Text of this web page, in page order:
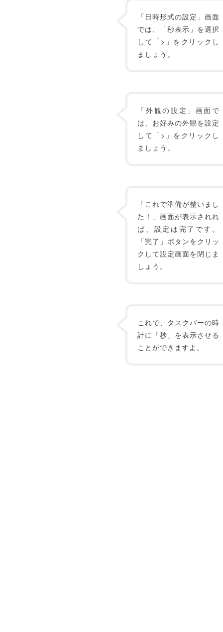
「日時形式の設定」画面
では、「秒表示」を選択
して「>」をクリックし
ましょう。
「外観の設定」画面で
は、お好みの外観を設定
して「>」をクリックし
ましょう。
「これで準備が整いまし
た！」画面が表示されれ
ば、設定は完了です。
「完了」ボタンをクリッ
クして設定画面を閉じま
しょう。
これで、タスクバーの時
計に「秒」を表示させる
ことができますよ。